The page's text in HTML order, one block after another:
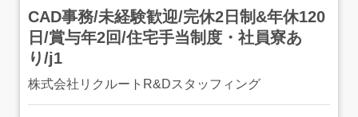
CAD事務/未経験歓迎/完休2日制&年休120
日/賞与年2回/住宅手当制度・社員寮あ
り/j1
株式会社リクルートR&Dスタッフィング